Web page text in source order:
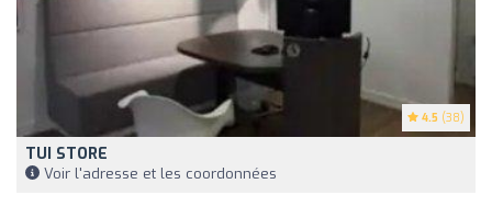
4.5 (38)
TUI STORE
Voir l'adresse et les coordonnées